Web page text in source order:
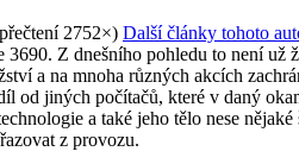
přečtení 2752×) Další články tohoto
Z dnešního pohledu to není už
a na mnoha různých akcích
od jiných počítačů, které v daný
a také jeho tělo nese
z provozu.